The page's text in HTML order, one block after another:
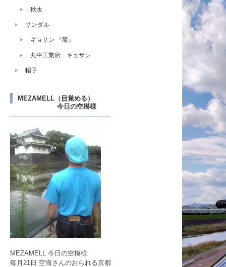
秋水
サンダル
ギョサン 『龍』
丸中工業所 ギョサン
帽子
MEZAMELL（目覚める）
今日の空模様
MEZAMELL 今日の空模様
毎月21日 空海さんのおられる京都